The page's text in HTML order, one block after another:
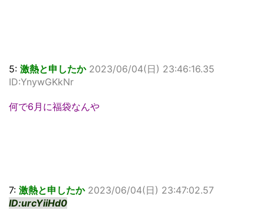
5: 激熱と申したか 2023/06/04(日) 23:46:16.35
ID:YnywGKkNr
何で6月に福袋なんや
7: 激熱と申したか 2023/06/04(日) 23:47:02.57
ID:urcYiiHd0